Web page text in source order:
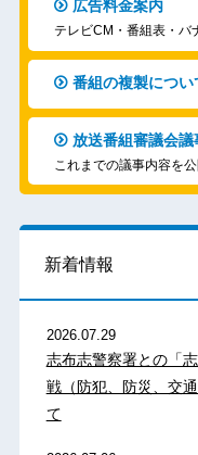
広告料金案内
テレビCM・番組表・バ
番組の複製につい
放送番組審議会議
これまでの議事内容を
新着情報
2026.07.29
志布志警察署との「
戦（防犯、防災、交
て